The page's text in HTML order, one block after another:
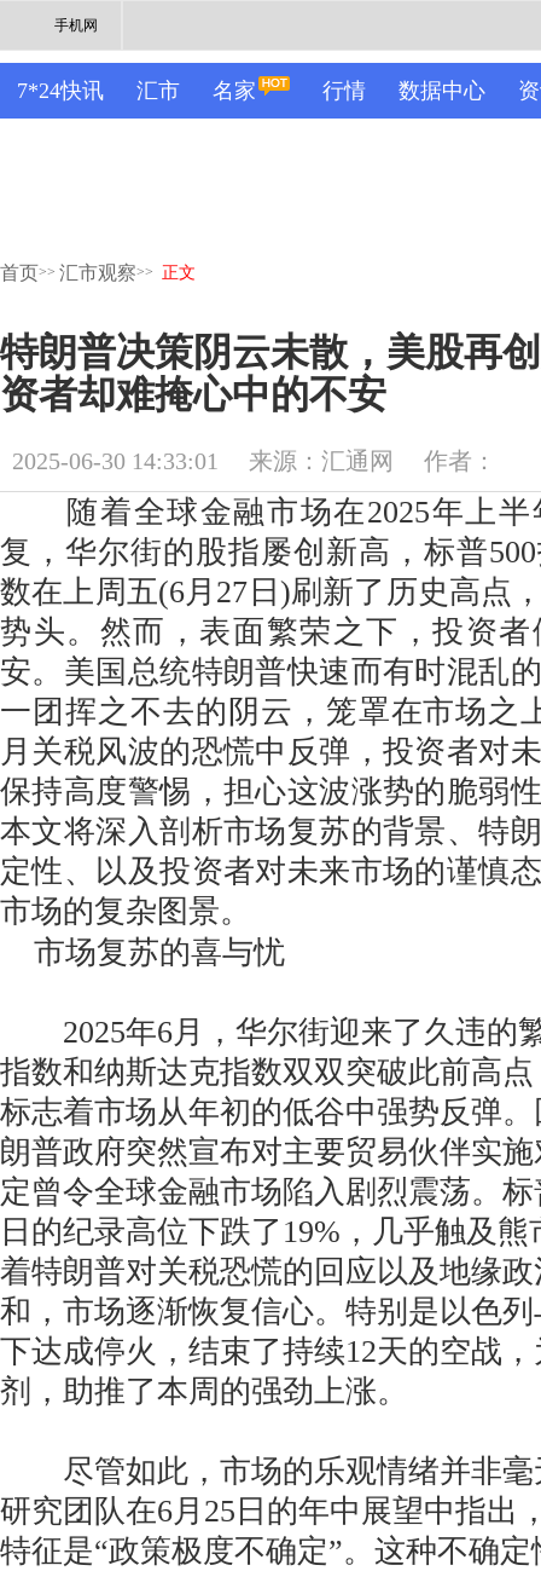
手机网
7*24快讯 汇市 名家 行情 数据中心
首页>> 汇市观察>> 正文
特朗普决策阴云未散，美股再
资者却难掩心中的不安
2025-06-30 14:33:01 来源：汇通网 作者：
随着全球金融市场在2025年上半
复，华尔街的股指屡创新高，标普
数在上周五(6月27日)刷新了历史高点
势头。然而，表面繁荣之下，投资
安。美国总统特朗普快速而有时混乱
一团挥之不去的阴云，笼罩在市场之
月关税风波的恐慌中反弹，投资者对
保持高度警惕，担心这波涨势的脆弱
本文将深入剖析市场复苏的背景、特
定性、以及投资者对未来市场的谨慎
市场的复杂图景。
市场复苏的喜与忧
2025年6月，华尔街迎来了久违的
指数和纳斯达克指数双双突破此前高
标志着市场从年初的低谷中强势反弹
朗普政府突然宣布对主要贸易伙伴实
定曾令全球金融市场陷入剧烈震荡。标
日的纪录高位下跌了19%，几乎触及
着特朗普对关税恐慌的回应以及地缘
和，市场逐渐恢复信心。特别是以色
下达成停火，结束了持续12天的空战
剂，助推了本周的强劲上涨。
尽管如此，市场的乐观情绪并非毫
研究团队在6月25日的年中展望中指出
特征是“政策极度不确定”。这种不确